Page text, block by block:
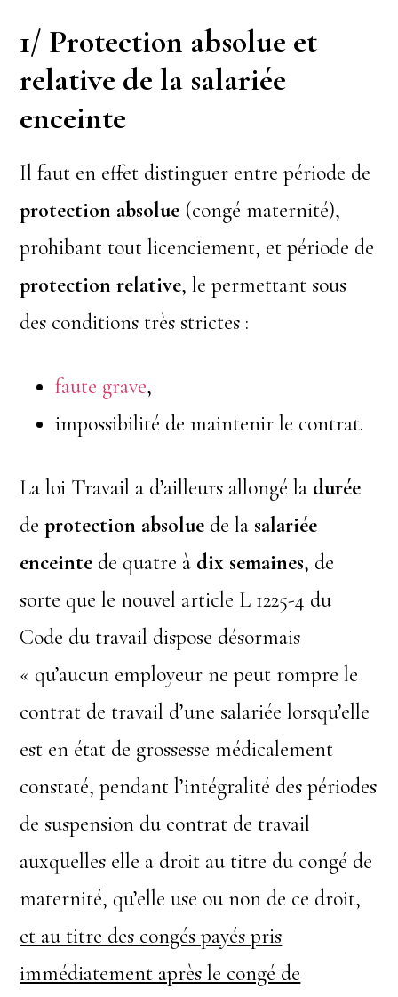
1/ Protection absolue et
relative de la salariée
enceinte
Il faut en effet distinguer entre période de
protection absolue (congé maternité),
prohibant tout licenciement, et période de
protection relative, le permettant sous
des conditions très strictes :
faute grave,
impossibilité de maintenir le contrat.
La loi Travail a d’ailleurs allongé la durée
de protection absolue de la salariée
enceinte de quatre à dix semaines, de
sorte que le nouvel article L 1225-4 du
Code du travail dispose désormais
« qu’aucun employeur ne peut rompre le
contrat de travail d’une salariée lorsqu’elle
est en état de grossesse médicalement
constaté, pendant l’intégralité des périodes
de suspension du contrat de travail
auxquelles elle a droit au titre du congé de
maternité, qu’elle use ou non de ce droit,
et au titre des congés payés pris
immédiatement après le congé de